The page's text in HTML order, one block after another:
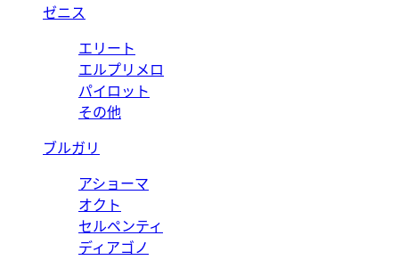
ゼニス
エリート
エルプリメロ
パイロット
その他
ブルガリ
アショーマ
オクト
セルペンティ
ディアゴノ